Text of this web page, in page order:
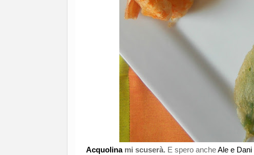
Acquolinami scuserà. E spero ancheAle e Dani